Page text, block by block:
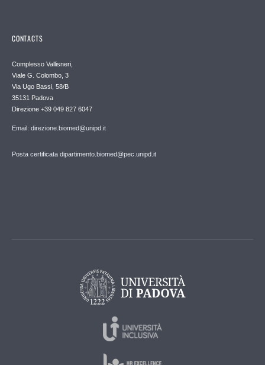
CONTACTS
Complesso Vallisneri,
Viale G. Colombo, 3
Via Ugo Bassi, 58/B
35131 Padova
Direzione +39 049 827 6047
Email: direzione.biomed@unipd.it
Posta certificata dipartimento.biomed@pec.unipd.it